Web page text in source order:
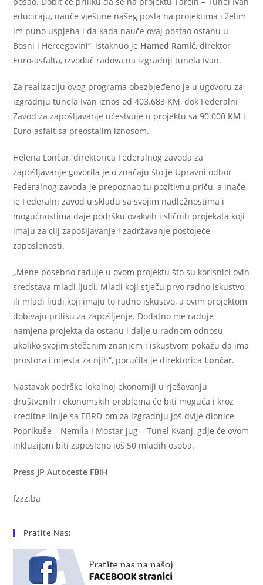
educiraju, nauče vještine našeg posla na projektima i želim
im puno uspjeha i da kada nauče ovaj postao ostanu u
Bosni i Hercegovini“, istaknuo je Hamed Ramić, direktor
Euro-asfalta, izvođač radova na izgradnji tunela Ivan.
Za realizaciju ovog programa obezbjeđeno je u ugovoru za
izgradnju tunela Ivan iznos od 403.683 KM, dok Federalni
Zavod za zapošljavanje učestvuje u projektu sa 90.000 KM i
Euro-asfalt sa preostalim iznosom.
Helena Lončar, direktorica Federalnog zavoda za
zapošljavanje govorila je o značaju što je Upravni odbor
Federalnog zavoda je prepoznao tu pozitivnu priču, a inače
je Federalni zavod u skladu sa svojim nadležnostima i
mogućnostima daje podršku ovakvih i sličnih projekata koji
imaju za cilj zapošljavanje i zadržavanje postojeće
zaposlenosti.
„Mene posebno raduje u ovom projektu što su korisnici ovih
sredstava mladi ljudi. Mladi koji stječu prvo radno iskustvo
ili mladi ljudi koji imaju to radno iskustvo, a ovim projektom
dobivaju priliku za zapošljenje. Dodatno me raduje
namjena projekta da ostanu i dalje u radnom odnosu
ukoliko svojim stečenim znanjem i iskustvom pokažu da ima
prostora i mjesta za njih“, poručila je direktorica Lončar.
Nastavak podrške lokalnoj ekonomiji u rješavanju
društvenih i ekonomskih problema će biti moguća i kroz
kreditne linije sa EBRD-om za izgradnju još dvije dionice
Poprikuše – Nemila i Mostar jug – Tunel Kvanj, gdje će ovom
inkluzijom biti zaposleno još 50 mladih osoba.
Press JP Autoceste FBiH
fzzz.ba
Pratite Nas: